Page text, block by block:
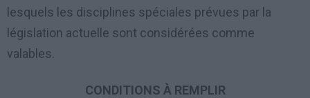
lesquels les disciplines spéciales prévues par la
législation actuelle sont considérées comme
valables.
CONDITIONS À REMPLIR